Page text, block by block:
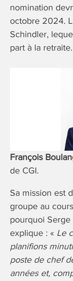
nomination
octobre 2024.
Schindler,
part à la retraite.
François
de CGI.
Sa mission est
groupe au
pourquoi
explique : « Le
planifions
poste de chef
années et,